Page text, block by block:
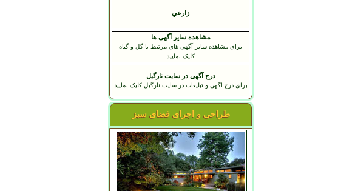
زارعي
مشاهده سایر آگهی ها
برای مشاهده سایر آگهی های مرتبط با گل و گیاه
کلیک نمایید
درج آگهی در سایت نارگیل
برای درج آگهی و تبلیغات در سایت نارگیل کلیک نمایید
طراحی و اجرای فضای سبز